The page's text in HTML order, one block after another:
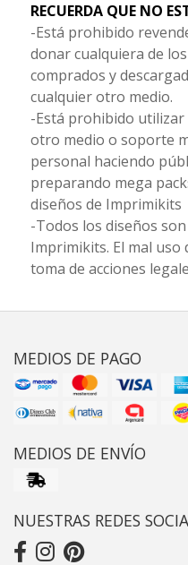
RECUERDA QUE NO
-Está prohibido
donar cualquiera de
comprados y
cualquier otro medio.
-Está prohibido
otro medio o soporte
personal haciendo
preparando mega
diseños de Imprimikits
-Todos los diseños
Imprimikits. El mal uso
toma de acciones
MEDIOS DE PAGO
MEDIOS DE ENVÍO
NUESTRAS REDES